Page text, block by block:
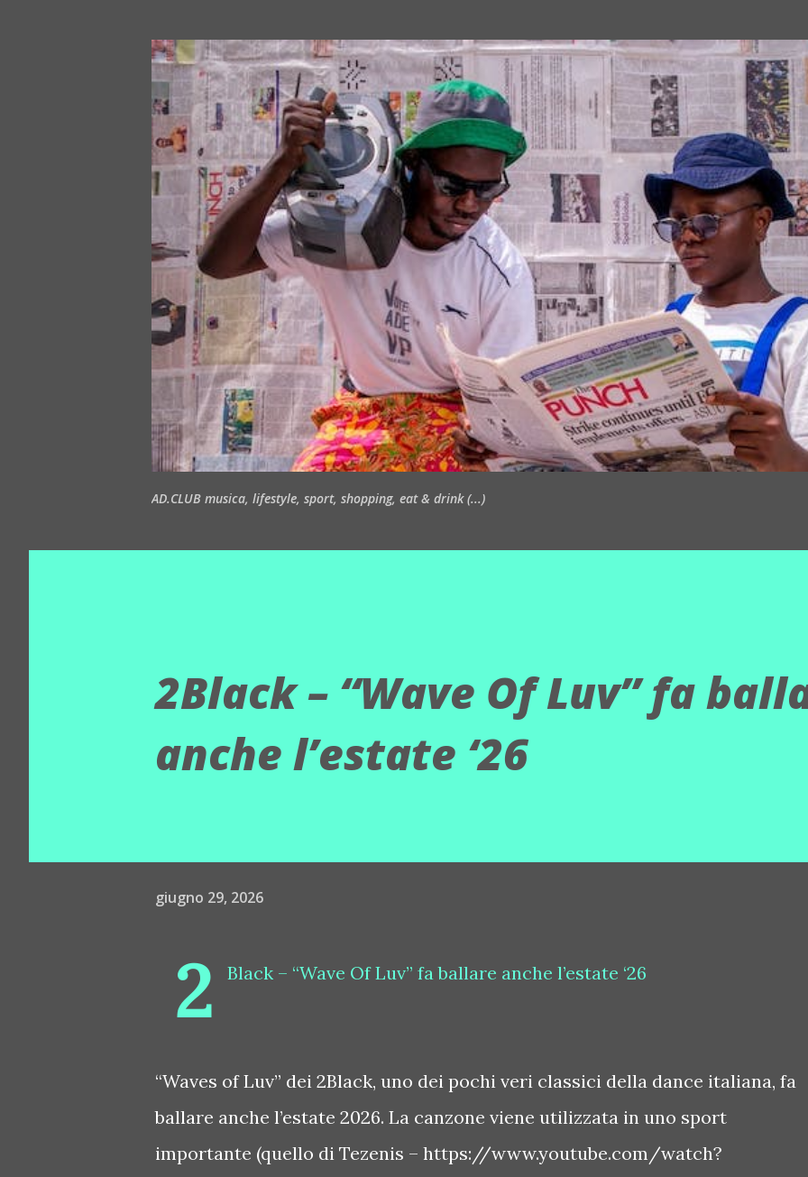
AD.CLUB musica, lifestyle, sport, shopping, eat & drink (...)
2Black – “Wave Of Luv” fa
anche l’estate ‘26
giugno 29, 2026
2 Black – “Wave Of Luv” fa ballare anche l’estate ‘26
“Waves of Luv” dei 2Black, uno dei pochi veri classici della dance italiana, fa
ballare anche l’estate 2026. La canzone viene utilizzata in uno sport
importante (quello di Tezenis – https://www.youtube.com/watch?